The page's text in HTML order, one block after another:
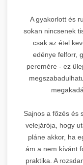
A gyakorlott és
sokan nincsenek
csak az étel
edénye felforr,
peremére - ez
Sajnos a főzés és
velejárója, hogy
pláne akkor, ha
ám a nem kívánt
praktika. A